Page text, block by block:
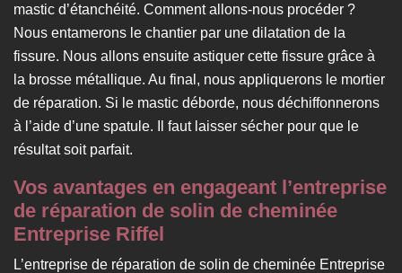
mastic d’étanchéité. Comment allons-nous procéder ?
Nous entamerons le chantier par une dilatation de la
fissure. Nous allons ensuite astiquer cette fissure grâce à
la brosse métallique. Au final, nous appliquerons le mortier
de réparation. Si le mastic déborde, nous déchiffonnerons
à l’aide d’une spatule. Il faut laisser sécher pour que le
résultat soit parfait.
Vos avantages en engageant l’entreprise
de réparation de solin de cheminée
Entreprise Riffel
L’entreprise de réparation de solin de cheminée Entreprise